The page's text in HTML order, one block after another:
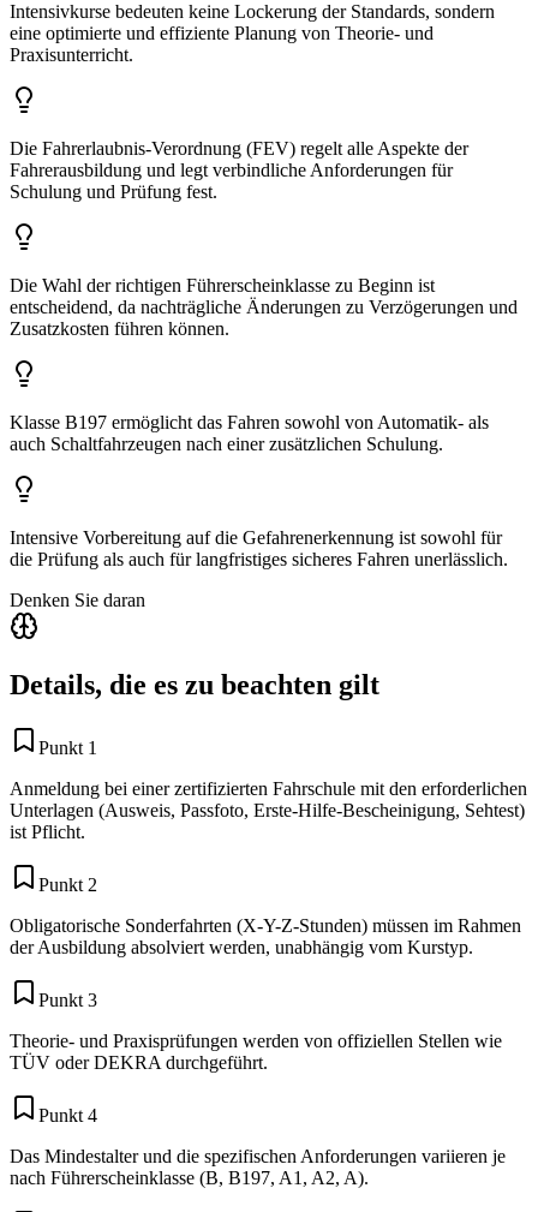
Intensivkurse bedeuten keine Lockerung der Standards, sondern
eine optimierte und effiziente Planung von Theorie- und
Praxisunterricht.
Die Fahrerlaubnis-Verordnung (FEV) regelt alle Aspekte der
Fahrerausbildung und legt verbindliche Anforderungen für
Schulung und Prüfung fest.
Die Wahl der richtigen Führerscheinklasse zu Beginn ist
entscheidend, da nachträgliche Änderungen zu Verzögerungen und
Zusatzkosten führen können.
Klasse B197 ermöglicht das Fahren sowohl von Automatik- als
auch Schaltfahrzeugen nach einer zusätzlichen Schulung.
Intensive Vorbereitung auf die Gefahrenerkennung ist sowohl für
die Prüfung als auch für langfristiges sicheres Fahren unerlässlich.
Denken Sie daran
Details, die es zu beachten gilt
Punkt 1
Anmeldung bei einer zertifizierten Fahrschule mit den erforderlichen
Unterlagen (Ausweis, Passfoto, Erste-Hilfe-Bescheinigung, Sehtest)
ist Pflicht.
Punkt 2
Obligatorische Sonderfahrten (X-Y-Z-Stunden) müssen im Rahmen
der Ausbildung absolviert werden, unabhängig vom Kurstyp.
Punkt 3
Theorie- und Praxisprüfungen werden von offiziellen Stellen wie
TÜV oder DEKRA durchgeführt.
Punkt 4
Das Mindestalter und die spezifischen Anforderungen variieren je
nach Führerscheinklasse (B, B197, A1, A2, A).